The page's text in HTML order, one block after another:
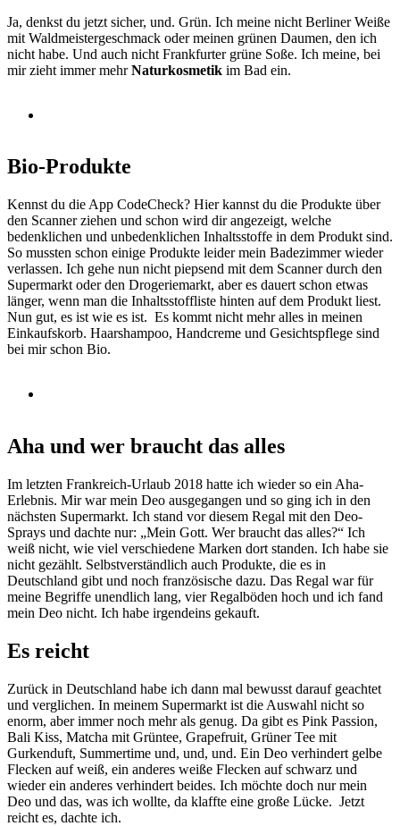
Ja, denkst du jetzt sicher, und. Grün. Ich meine nicht Berliner Weiße
mit Waldmeistergeschmack oder meinen grünen Daumen, den ich
nicht habe. Und auch nicht Frankfurter grüne Soße. Ich meine, bei
mir zieht immer mehrNaturkosmetik im Bad ein.
Bio-Produkte
Kennst du die App CodeCheck? Hier kannst du die Produkte über
den Scanner ziehen und schon wird dir angezeigt, welche
bedenklichen und unbedenklichen Inhaltsstoffe in dem Produkt sind.
So mussten schon einige Produkte leider mein Badezimmer wieder
verlassen. Ich gehe nun nicht piepsend mit dem Scanner durch den
Supermarkt oder den Drogeriemarkt, aber es dauert schon etwas
länger, wenn man die Inhaltsstoffliste hinten auf dem Produkt liest.
Nun gut, es ist wie es ist. Es kommt nicht mehr alles in meinen
Einkaufskorb. Haarshampoo, Handcreme und Gesichtspflege sind
bei mir schon Bio.
Aha und wer braucht das alles
Im letzten Frankreich-Urlaub 2018 hatte ich wieder so ein Aha-
Erlebnis. Mir war mein Deo ausgegangen und so ging ich in den
nächsten Supermarkt. Ich stand vor diesem Regal mit den Deo-
Sprays und dachte nur: „Mein Gott. Wer braucht das alles?“ Ich
weiß nicht, wie viel verschiedene Marken dort standen. Ich habe sie
nicht gezählt. Selbstverständlich auch Produkte, die es in
Deutschland gibt und noch französische dazu. Das Regal war für
meine Begriffe unendlich lang, vier Regalböden hoch und ich fand
mein Deo nicht. Ich habe irgendeins gekauft.
Es reicht
Zurück in Deutschland habe ich dann mal bewusst darauf geachtet
und verglichen. In meinem Supermarkt ist die Auswahl nicht so
enorm, aber immer noch mehr als genug. Da gibt es Pink Passion,
Bali Kiss, Matcha mit Grüntee, Grapefruit, Grüner Tee mit
Gurkenduft, Summertime und, und, und. Ein Deo verhindert gelbe
Flecken auf weiß, ein anderes weiße Flecken auf schwarz und
wieder ein anderes verhindert beides. Ich möchte doch nur mein
Deo und das, was ich wollte, da klaffte eine große Lücke. Jetzt
reicht es, dachte ich.